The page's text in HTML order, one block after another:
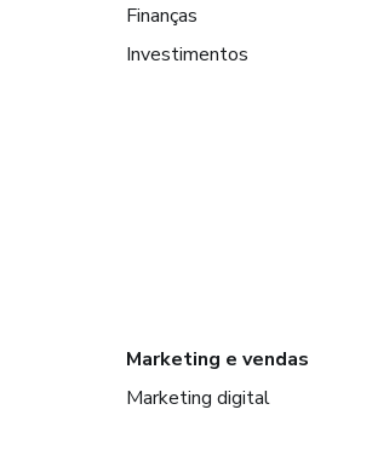
Finanças
Investimentos
Marketing e vendas
Marketing digital